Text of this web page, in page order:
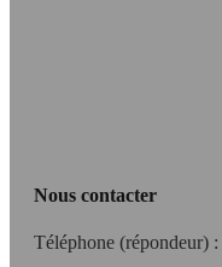
Nous contacter
Téléphone (répondeur) :